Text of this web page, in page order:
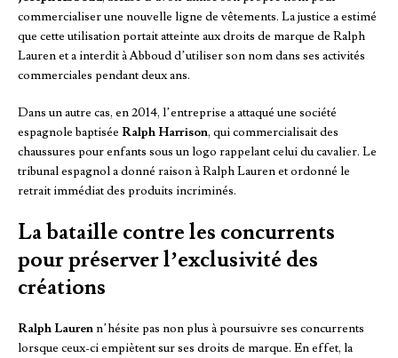
commercialiser une nouvelle ligne de vêtements. La justice a estimé
que cette utilisation portait atteinte aux droits de marque de Ralph
Lauren et a interdit à Abboud d’utiliser son nom dans ses activités
commerciales pendant deux ans.
Dans un autre cas, en 2014, l’entreprise a attaqué une société
espagnole baptisée Ralph Harrison, qui commercialisait des
chaussures pour enfants sous un logo rappelant celui du cavalier. Le
tribunal espagnol a donné raison à Ralph Lauren et ordonné le
retrait immédiat des produits incriminés.
La bataille contre les concurrents
pour préserver l’exclusivité des
créations
Ralph Laurenn’hésite pas non plus à poursuivre ses concurrents
lorsque ceux-ci empiètent sur ses droits de marque. En effet, la